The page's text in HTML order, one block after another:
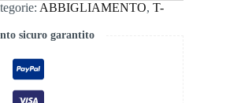
ABBIGLIAMENTO, T-
sicuro garantito